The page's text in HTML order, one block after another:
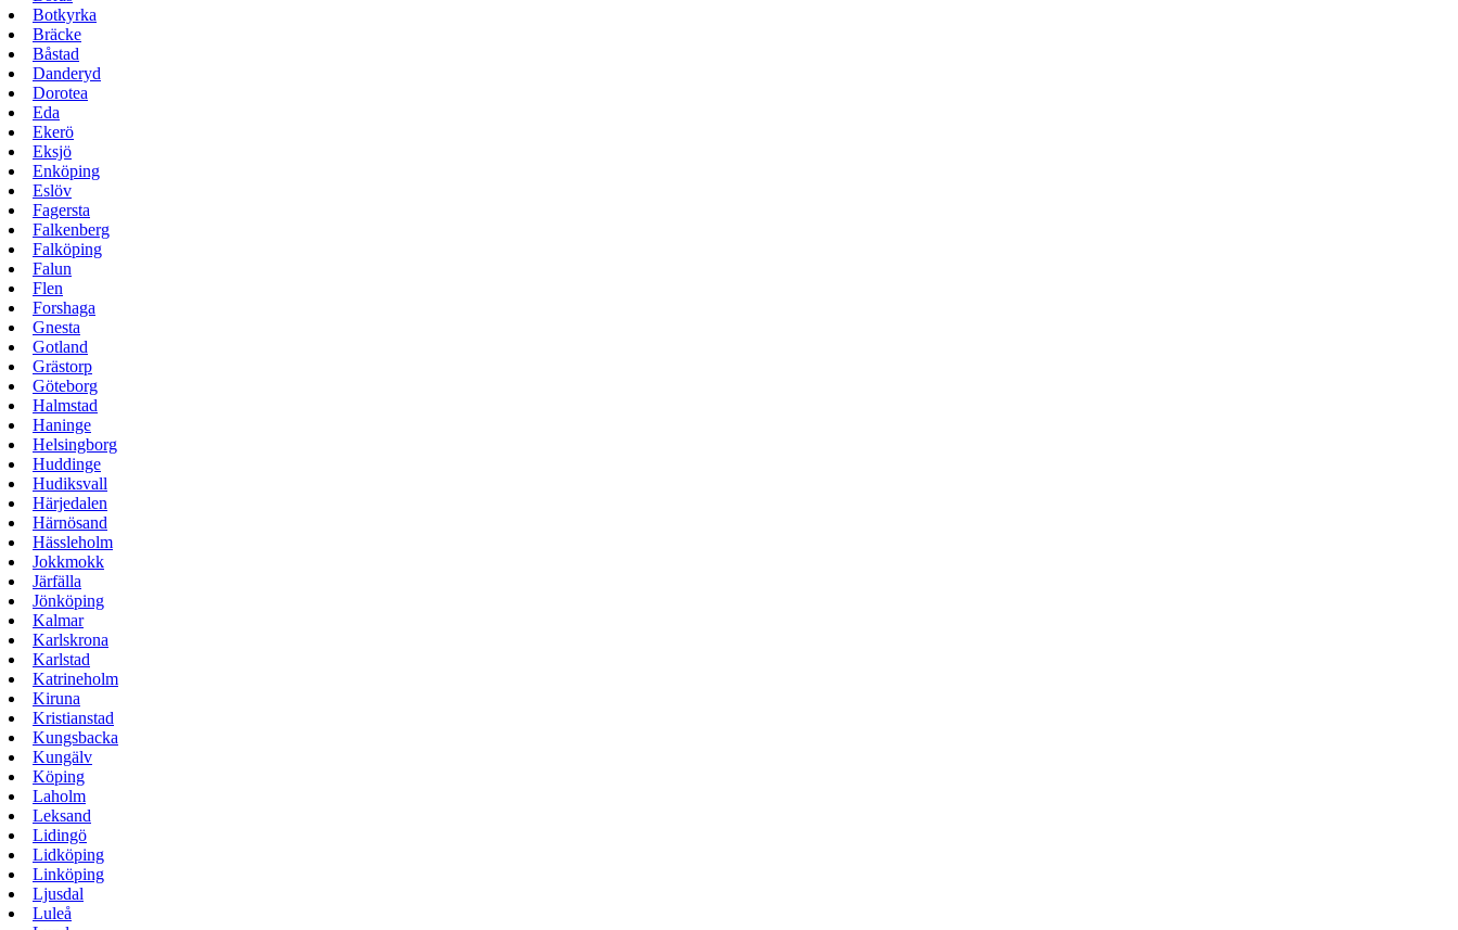
Botkyrka
Bräcke
Båstad
Danderyd
Dorotea
Eda
Ekerö
Eksjö
Enköping
Eslöv
Fagersta
Falkenberg
Falköping
Falun
Flen
Forshaga
Gnesta
Gotland
Grästorp
Göteborg
Halmstad
Haninge
Helsingborg
Huddinge
Hudiksvall
Härjedalen
Härnösand
Hässleholm
Jokkmokk
Järfälla
Jönköping
Kalmar
Karlskrona
Karlstad
Katrineholm
Kiruna
Kristianstad
Kungsbacka
Kungälv
Köping
Laholm
Leksand
Lidingö
Lidköping
Linköping
Ljusdal
Luleå